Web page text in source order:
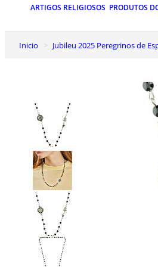
ARTIGOS RELIGIOSOS PRODUTOS
Inicio Jubileu 2025 Peregrinos de